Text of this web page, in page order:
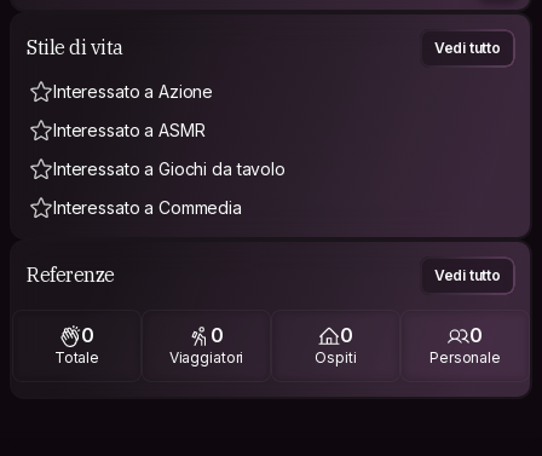
Stile di vita Vedi tutto
Interessato a Azione
Interessato a ASMR
Interessato a Giochi da tavolo
Interessato a Commedia
Referenze Vedi tutto
0
Totale
0
Viaggiatori
0
Ospiti
0
Personale